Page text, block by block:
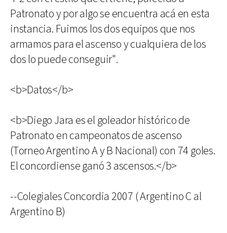
Patronato y por algo se encuentra acá en esta
instancia. Fuimos los dos equipos que nos
armamos para el ascenso y cualquiera de los
dos lo puede conseguir".
<b>Datos</b>
<b>Diego Jara es el goleador histórico de
Patronato en campeonatos de ascenso
(Torneo Argentino A y B Nacional) con 74 goles.
El concordiense ganó 3 ascensos.</b>
--Colegiales Concordia 2007 ( Argentino C al
Argentino B)